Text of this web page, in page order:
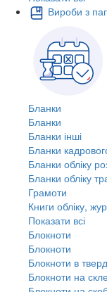
Вироби з
Бланки
Бланки
Бланки інші
Бланки
Бланки обліку
Бланки обліку
Грамоти
Книги обліку,
Показати всі
Блокноти
Блокноти
Блокноти в
Блокноти на